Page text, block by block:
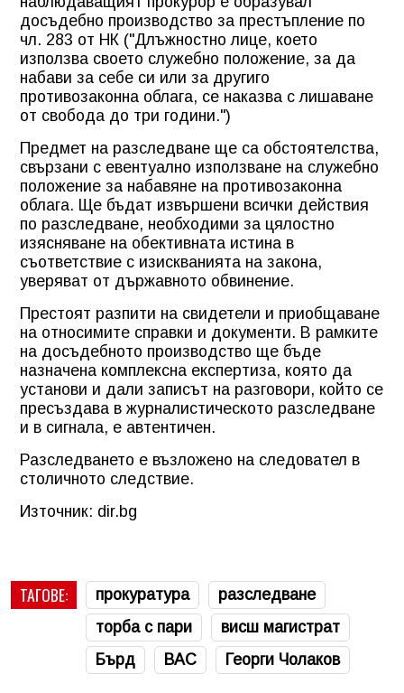
досъдебно производство за престъпление по
чл. 283 от НК ("Длъжностно лице, което
използва своето служебно положение, за да
набави за себе си или за другиго
противозаконна облага, се наказва с лишаване
от свобода до три години.")
Предмет на разследване ще са обстоятелства,
свързани с евентуално използване на служебно
положение за набавяне на противозаконна
облага. Ще бъдат извършени всички действия
по разследване, необходими за цялостно
изясняване на обективната истина в
съответствие с изискванията на закона,
уверяват от държавното обвинение.
Престоят разпити на свидетели и приобщаване
на относимите справки и документи. В рамките
на досъдебното производство ще бъде
назначена комплексна експертиза, която да
установи и дали записът на разговори, който се
пресъздава в журналистическото разследване
и в сигнала, е автентичен.
Разследването е възложено на следовател в
столичното следствие.
Източник: dir.bg
ТАГОВЕ: прокуратура
разследване
торба с пари
висш магистрат
Бърд
ВАС Георги Чолаков